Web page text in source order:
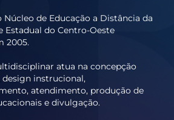
de Educação a Distância da
Estadual do Centro-Oeste
2005.
atua na concepção
design instrucional,
atendimento, produção de
e divulgação.